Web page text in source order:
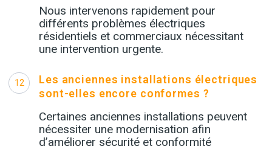
Nous intervenons rapidement pour
différents problèmes électriques
résidentiels et commerciaux nécessitant
une intervention urgente.
12
Les anciennes installations électriques
sont-elles encore conformes ?
Certaines anciennes installations peuvent
nécessiter une modernisation afin
d’améliorer sécurité et conformité